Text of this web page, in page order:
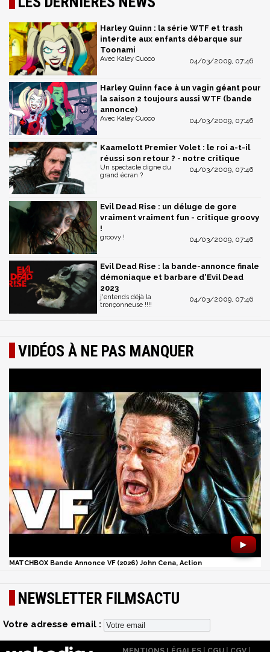
Harley Quinn : la série WTF et trash
interdite aux enfants débarque sur
Toonami
04/03/2009, 07:46
Avec Kaley Cuoco
Harley Quinn face à un vagin géant pour
la saison 2 toujours aussi WTF (bande
annonce)
04/03/2009, 07:46
Avec Kaley Cuoco
Kaamelott Premier Volet : le roi a-t-il
réussi son retour ? - notre critique
04/03/2009, 07:46
Un spectacle digne du
grand écran ?
Evil Dead Rise : un déluge de gore
vraiment vraiment fun - critique groovy
!
04/03/2009, 07:46
groovy !
Evil Dead Rise : la bande-annonce finale
démoniaque et barbare d'Evil Dead
2023
04/03/2009, 07:46
j'entends déjà la
tronçonneuse !!!!
VIDÉOS À NE PAS MANQUER
►
MATCHBOX Bande Annonce VF (2026) John Cena, Action
NEWSLETTER FILMSACTU
Votre adresse email :